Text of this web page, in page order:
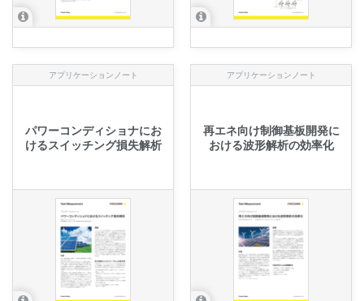
アプリケーションノート
パワーコンディショナにお
けるスイッチング損失解析
アプリケーションノート
再エネ向け制御基板開発に
おける波形解析の効率化